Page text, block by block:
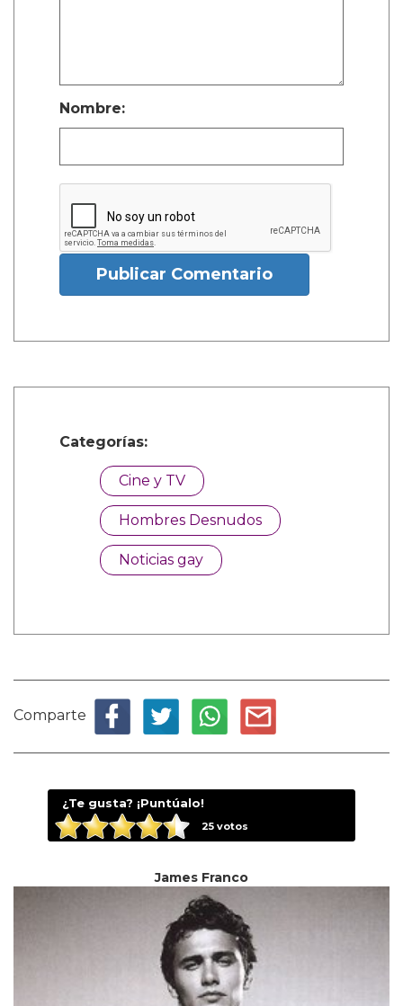
Nombre:
Publicar Comentario
Categorías:
Cine y TV
Hombres Desnudos
Noticias gay
Comparte
¿Te gusta? ¡Puntúalo!
25votos
James Franco